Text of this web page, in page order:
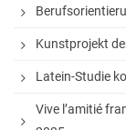
Sprachen
Informatik
Sport
Musik
Kunstprojekt
Latein-Studie
Vive l’amitié